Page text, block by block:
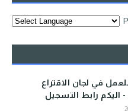
في لجان الاقتراع
- اليكم رابط التسجيل